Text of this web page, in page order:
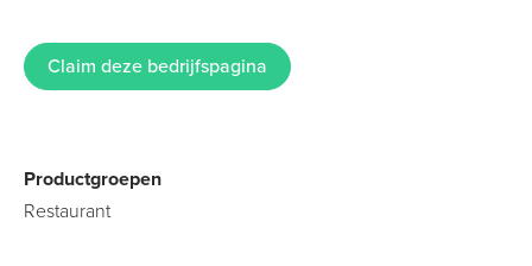
Claim deze bedrijfspagina
Productgroepen
Restaurant